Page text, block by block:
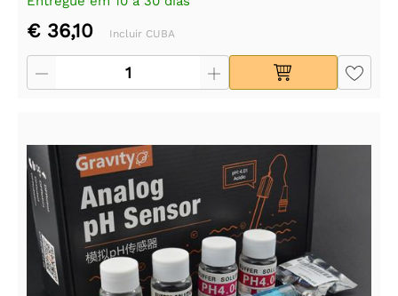
€ 36,10 Incluir CUBA